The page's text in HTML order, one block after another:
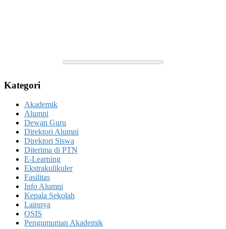
Kategori
Akademik
Alumni
Dewan Guru
Direktori Alumni
Direktori Siswa
Diterima di PTN
E-Learning
Ekstrakulikuler
Fasilitas
Info Alumni
Kepala Sekolah
Lainnya
OSIS
Pengumuman Akademik